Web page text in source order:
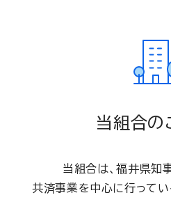
当組合の
当組合は、福井県知
共済事業を中心に行ってい